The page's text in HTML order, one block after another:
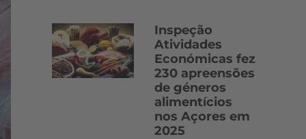
Inspeção
Atividades
Económicas fez
230 apreensões
de géneros
alimentícios
nos Açores em
2025